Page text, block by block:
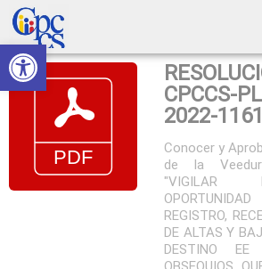
Abrir barra de herramientas
Skip
to
primary
navigation
Skip
to
main
content
Skip
to
primary
sidebar
Skip
to
footer
Consejo
de
Participación
Ciudadana
Construyendo
Poder
CPCCS-
2022-
Conocer y
de la
"VIGILAR
REGISTRO,
DE ALTAS Y
DESTINO